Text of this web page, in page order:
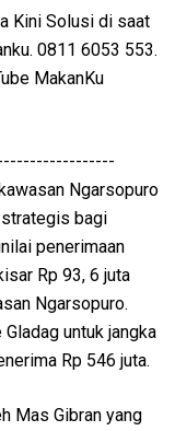
Kini Solusi di saat
0811 6053 553.
MakanKu
Ngarsopuro
bagi
penerimaan
Rp 93, 6 juta
Ngarsopuro.
untuk jangka
Rp 546 juta.
Mas Gibran yang